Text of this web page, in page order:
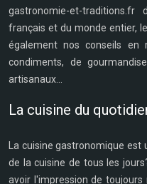
gastronomie-et-
français et du monde entier,
également nos conseils en
condiments, de
artisanaux...
La cuisine du
La cuisine gastronomique
de la cuisine de tous les
avoir l'impression de